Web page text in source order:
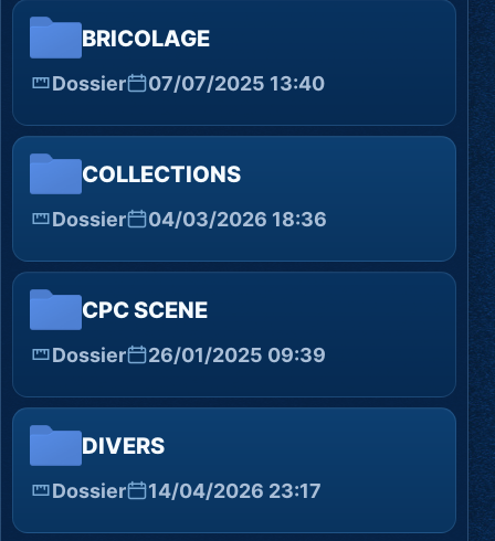
BRICOLAGE
Dossier 07/07/2025 13:40
COLLECTIONS
Dossier 04/03/2026 18:36
CPC SCENE
Dossier 26/01/2025 09:39
DIVERS
Dossier 14/04/2026 23:17